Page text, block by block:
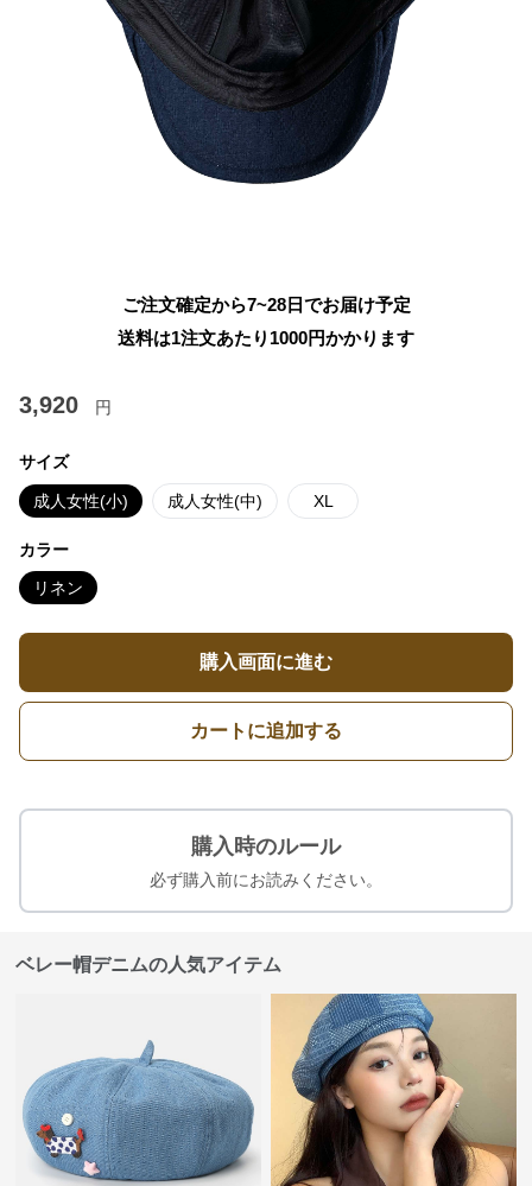
ご注文確定から7~28日でお届け予定
送料は1注文あたり 1000円かかります
3,920 円
サイズ
成人女性(小) 成人女性(中) XL
カラー
リネン
購入画面に進む
カートに追加する
購入時のルール
必ず購入前にお読みください。
ベレー帽デニムの人気アイテム